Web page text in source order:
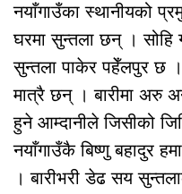
नयाँगाउँका स्थानीयको
घरमा सुन्तला छन् । सोहि
सुन्तला पाकेर पहेँलपुर छ
मात्रै छन् । बारीमा अरु
हुने आम्दानीले जिसीको
नयाँगाउँकै बिष्णु बहादुर
। बारीभरी डेढ सय